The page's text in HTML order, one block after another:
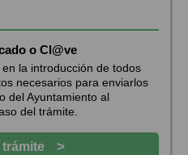
o Cl@ve
la introducción de todos
necesarios para enviarlos
del Ayuntamiento al
del trámite.
trámite >